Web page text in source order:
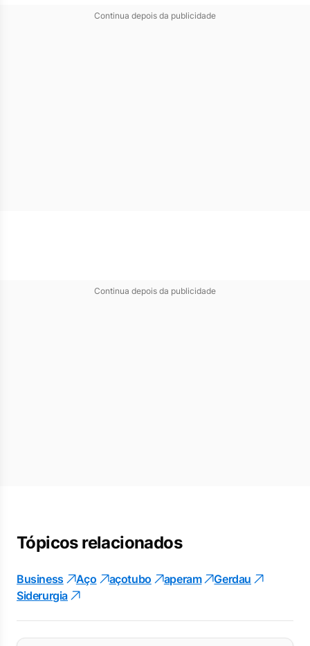
Continua depois da publicidade
Continua depois da publicidade
Tópicos relacionados
Business Aço açotubo aperam
Gerdau
Siderurgia